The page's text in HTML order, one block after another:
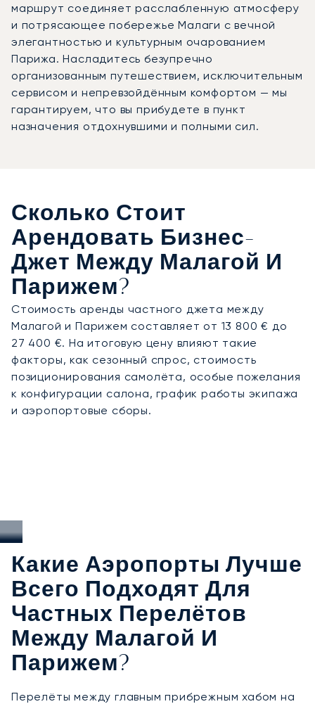
маршрут соединяет расслабленную атмосферу
и потрясающее побережье Малаги с вечной
элегантностью и культурным очарованием
Парижа. Насладитесь безупречно
организованным путешествием, исключительным
сервисом и непревзойдённым комфортом — мы
гарантируем, что вы прибудете в пункт
назначения отдохнувшими и полными сил.
Сколько Стоит
Арендовать Бизнес-
Джет Между Малагой И
Парижем?
Стоимость аренды частного джета между
Малагой и Парижем составляет от 13 800 € до
27 400 €. На итоговую цену влияют такие
факторы, как сезонный спрос, стоимость
позиционирования самолёта, особые пожелания
к конфигурации салона, график работы экипажа
и аэропортовые сборы.
Какие Аэропорты Лучше
Всего Подходят Для
Частных Перелётов
Между Малагой И
Парижем?
Перелёты между главным прибрежным хабом на